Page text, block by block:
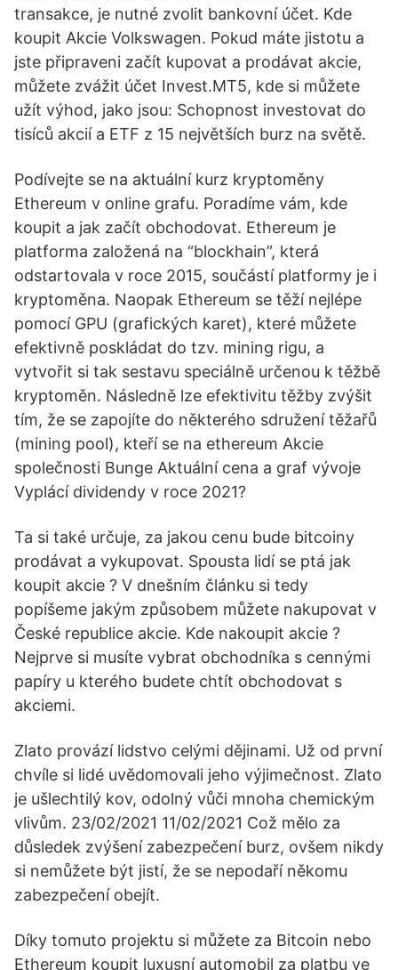
transakce, je nutné zvolit bankovní účet. Kde
koupit Akcie Volkswagen. Pokud máte jistotu a
jste připraveni začít kupovat a prodávat akcie,
můžete zvážit účet Invest.MT5, kde si můžete
užít výhod, jako jsou: Schopnost investovat do
tisíců akcií a ETF z 15 největších burz na světě.
Podívejte se na aktuální kurz kryptoměny
Ethereum v online grafu. Poradíme vám, kde
koupit a jak začít obchodovat. Ethereum je
platforma založená na “blockhain”, která
odstartovala v roce 2015, součástí platformy je i
kryptoměna. Naopak Ethereum se těží nejlépe
pomocí GPU (grafických karet), které můžete
efektivně poskládat do tzv. mining rigu, a
vytvořit si tak sestavu speciálně určenou k těžbě
kryptoměn. Následně lze efektivitu těžby zvýšit
tím, že se zapojíte do některého sdružení těžařů
(mining pool), kteří se na ethereum Akcie
společnosti Bunge Aktuální cena a graf vývoje
Vyplácí dividendy v roce 2021?
Ta si také určuje, za jakou cenu bude bitcoiny
prodávat a vykupovat. Spousta lidí se ptá jak
koupit akcie ? V dnešním článku si tedy
popíšeme jakým způsobem můžete nakupovat v
České republice akcie. Kde nakoupit akcie ?
Nejprve si musíte vybrat obchodníka s cennými
papíry u kterého budete chtít obchodovat s
akciemi.
Zlato provází lidstvo celými dějinami. Už od první
chvíle si lidé uvědomovali jeho výjimečnost. Zlato
je ušlechtilý kov, odolný vůči mnoha chemickým
vlivům. 23/02/2021 11/02/2021 Což mělo za
důsledek zvýšení zabezpečení burz, ovšem nikdy
si nemůžete být jistí, že se nepodaří někomu
zabezpečení obejít.
Díky tomuto projektu si můžete za Bitcoin nebo
Ethereum koupit luxusní automobil za platbu ve